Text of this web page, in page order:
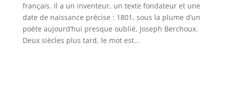
français. Il a un inventeur, un texte fondateur et une
date de naissance précise : 1801, sous la plume d’un
poète aujourd’hui presque oublié, Joseph Berchoux.
Deux siècles plus tard, le mot est...